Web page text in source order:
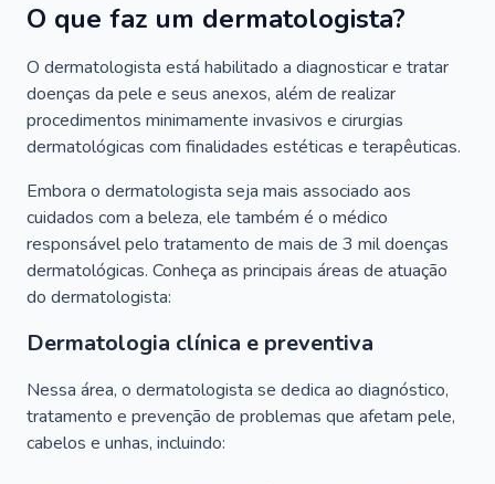
O que faz um dermatologista?
O dermatologista está habilitado a diagnosticar e tratar
doenças da pele e seus anexos, além de realizar
procedimentos minimamente invasivos e cirurgias
dermatológicas com finalidades estéticas e terapêuticas.
Embora o dermatologista seja mais associado aos
cuidados com a beleza, ele também é o médico
responsável pelo tratamento de mais de 3 mil doenças
dermatológicas. Conheça as principais áreas de atuação
do dermatologista:
Dermatologia clínica e preventiva
Nessa área, o dermatologista se dedica ao diagnóstico,
tratamento e prevenção de problemas que afetam pele,
cabelos e unhas, incluindo: